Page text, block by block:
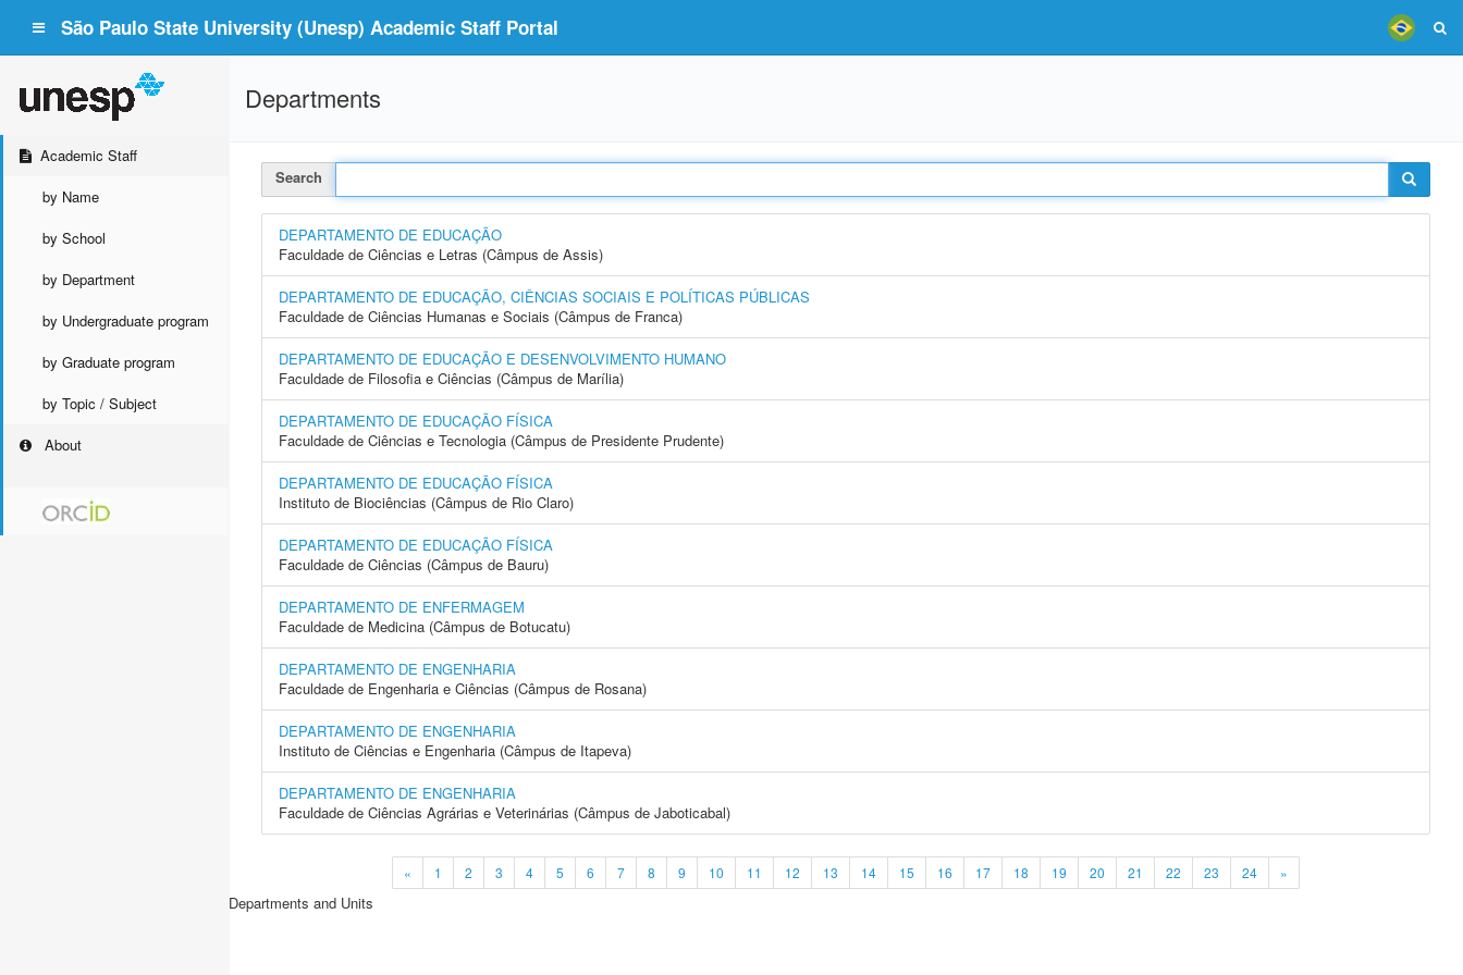
São Paulo State University (Unesp) Academic Staff Portal
Academic Staff
by Name
by School
by Department
by Undergraduate program
by Graduate program
by Topic / Subject
About
Departments
Search
DEPARTAMENTO DE EDUCAÇÃO
Faculdade de Ciências e Letras (Câmpus de Assis)
DEPARTAMENTO DE EDUCAÇÃO, CIÊNCIAS SOCIAIS E POLÍTICAS PÚBLICAS
Faculdade de Ciências Humanas e Sociais (Câmpus de Franca)
DEPARTAMENTO DE EDUCAÇÃO E DESENVOLVIMENTO HUMANO
Faculdade de Filosofia e Ciências (Câmpus de Marília)
DEPARTAMENTO DE EDUCAÇÃO FÍSICA
Faculdade de Ciências e Tecnologia (Câmpus de Presidente Prudente)
DEPARTAMENTO DE EDUCAÇÃO FÍSICA
Instituto de Biociências (Câmpus de Rio Claro)
DEPARTAMENTO DE EDUCAÇÃO FÍSICA
Faculdade de Ciências (Câmpus de Bauru)
DEPARTAMENTO DE ENFERMAGEM
Faculdade de Medicina (Câmpus de Botucatu)
DEPARTAMENTO DE ENGENHARIA
Faculdade de Engenharia e Ciências (Câmpus de Rosana)
DEPARTAMENTO DE ENGENHARIA
Instituto de Ciências e Engenharia (Câmpus de Itapeva)
DEPARTAMENTO DE ENGENHARIA
Faculdade de Ciências Agrárias e Veterinárias (Câmpus de Jaboticabal)
« 1 2 3 4 5 6 7 8 9 10 11 12 13 14 15 16 17 18 19 20 21 22 23 24 »
Departments and Units